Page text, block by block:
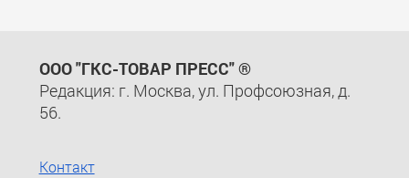
ООО "ГКС-ТОВАР ПРЕСС" ®
Редакция: г. Москва, ул. Профсоюзная, д.
56.
Контакт